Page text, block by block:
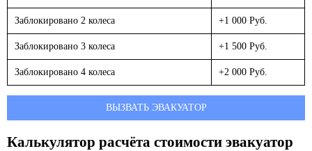
Заблокировано 2 колеса +1 000 Руб.
Заблокировано 3 колеса +1 500 Руб.
Заблокировано 4 колеса +2 000 Руб.
ВЫЗВАТЬ ЭВАКУАТОР
Калькулятор расчёта стоимости эвакуатор